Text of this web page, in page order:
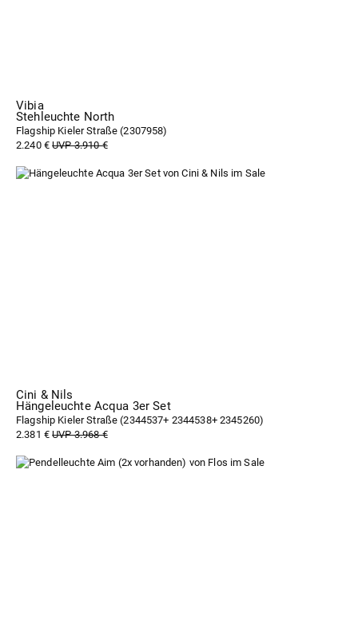
Vibia
Stehleuchte North
Flagship Kieler Straße (2307958)
2.240 €UVP 3.910 €
Cini & Nils
Hängeleuchte Acqua 3er Set
Flagship Kieler Straße (2344537+ 2344538+ 2345260)
2.381 €UVP 3.968 €